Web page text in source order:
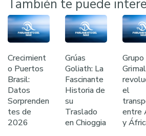
También te puede
Crecimient
o Puertos
Brasil:
Datos
Sorprenden
tes de
2026
Grúas
Goliath: La
Fascinante
Historia de
su
Traslado
en Chioggia
Grupo
el
entre
y